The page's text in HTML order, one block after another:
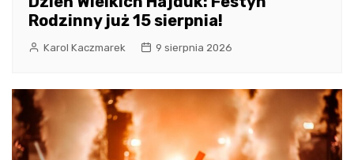
Rodzinny już 15 sierpnia!
Karol Kaczmarek 9 sierpnia 2026